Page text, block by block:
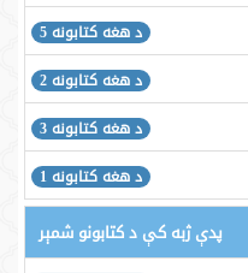
د هغه کتابونه 5
د هغه کتابونه 2
د هغه کتابونه 3
د هغه کتابونه 1
پدې ژبه کې د کتابونو شمېر